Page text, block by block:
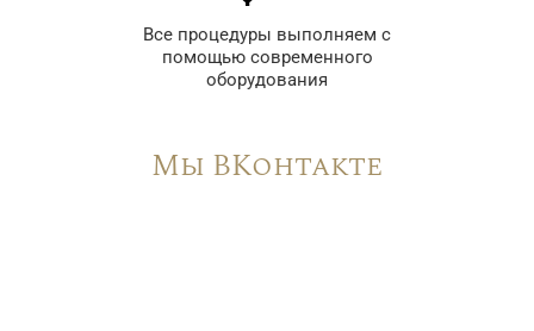
Все процедуры выполняем с
помощью современного
оборудования
Мы ВКонтакте